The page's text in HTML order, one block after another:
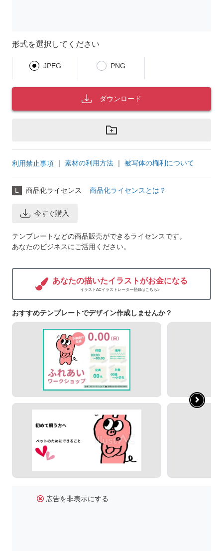
形式を選択してください
JPEG PNG
ダウンロード
利用禁止事項 ｜ 素材の利用方法 ｜ 被写体の権利について
L 商品化ライセンス 商品化ライセンスとは？
今すぐ購入
テンプレートなどの商品販売ができるライセンスです。
あなたのビジネスにご活用ください。
あなたの描いたイラストがお金になる
イラストACイラストレーター登録はこちら>
おすすめテンプレートでデザイン作成しませんか？
広告を非表示にする